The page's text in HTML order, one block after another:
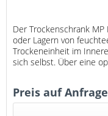
Der Trockenschrank
oder Lagern von
Trockeneinheit im
sich selbst. Über eine
Preis auf Anfrage